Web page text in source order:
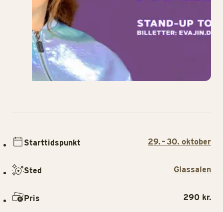
Starttidspunkt 29. – 30. oktober
Sted Glassalen
Pris 290 kr.